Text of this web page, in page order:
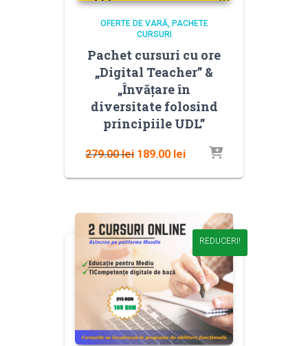
OFERTE DE VARĂ
PACHETE
CURSURI
Pachet cursuri cu ore
„Digital Teacher” &
„Învățare în
diversitate folosind
principiile UDL”
279.00lei Prețul
a
279.00 lei.
189.00 leiPrețul
este:
REDUCERI!